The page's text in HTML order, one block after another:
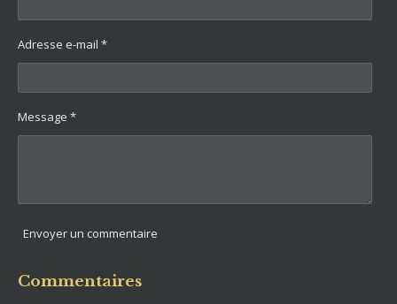
Adresse e-mail *
Message *
Envoyer un commentaire
Commentaires